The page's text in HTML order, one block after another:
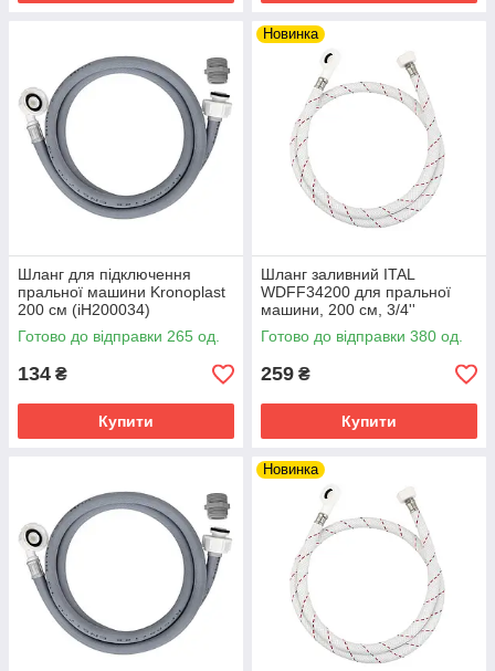
Шланг для підключення
пральної машини Kronoplast
200 см (іH200034)
Готово до відправки 265 од.
134 ₴
Купити
Новинка
Шланг заливний ITAL
WDFF34200 для пральної
машини, 200 см, 3/4''
Готово до відправки 380 од.
259 ₴
Купити
Новинка